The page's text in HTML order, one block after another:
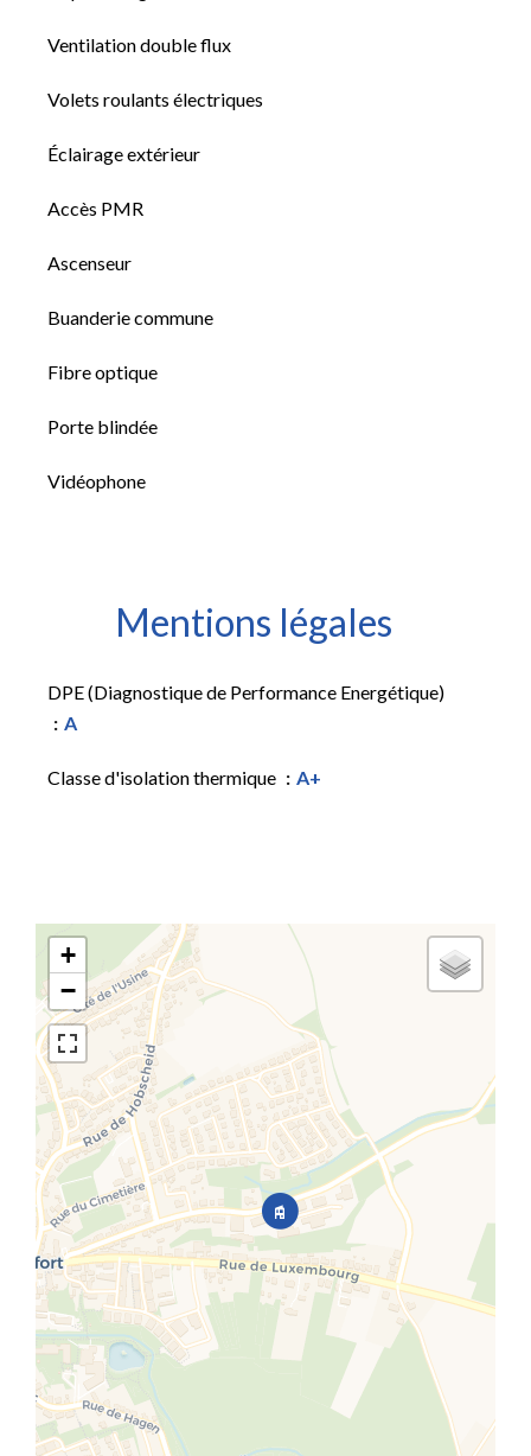
Ventilation double flux
Volets roulants électriques
Éclairage extérieur
Accès PMR
Ascenseur
Buanderie commune
Fibre optique
Porte blindée
Vidéophone
Mentions légales
DPE (Diagnostique de Performance Energétique)
A
Classe d'isolation thermique A+
+
−